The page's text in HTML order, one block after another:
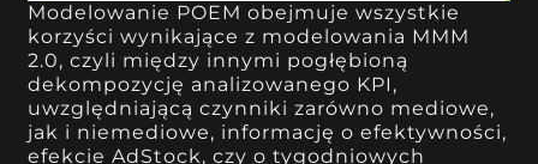
Modelowanie POEM obejmuje wszystkie
korzyści wynikające z modelowania MMM
2.0, czyli między innymi pogłębioną
dekompozycję analizowanego KPI,
uwzględniającą czynniki zarówno mediowe,
jak i niemediowe, informację o efektywności,
efekcie AdStock, czy o tygodniowych